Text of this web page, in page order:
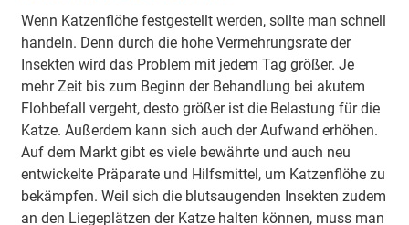
Wenn Katzenflöhe festgestellt werden, sollte man schnell
handeln. Denn durch die hohe Vermehrungsrate der
Insekten wird das Problem mit jedem Tag größer. Je
mehr Zeit bis zum Beginn der Behandlung bei akutem
Flohbefall vergeht, desto größer ist die Belastung für die
Katze. Außerdem kann sich auch der Aufwand erhöhen.
Auf dem Markt gibt es viele bewährte und auch neu
entwickelte Präparate und Hilfsmittel, um Katzenflöhe zu
bekämpfen. Weil sich die blutsaugenden Insekten zudem
an den Liegeplätzen der Katze halten können, muss man